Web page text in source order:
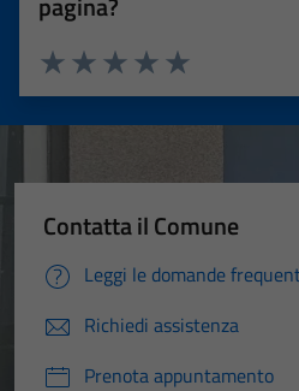
Valuta 5 stelle
Valuta 4 stelle su 5
Valuta 3 stelle su 5
Valuta 2 stelle su 5
Valuta 1 stelle su 5
Contatta il Comune
Leggi le domande
Richiedi assistenza
Prenota appuntamento